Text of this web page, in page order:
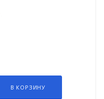
В КОРЗИНУ